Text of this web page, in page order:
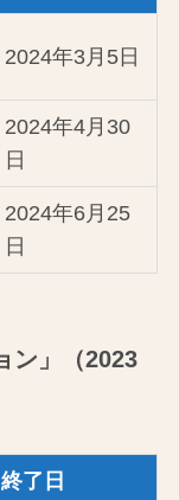
2024年3月5日
2024年4月30
日
2024年6月25
日
ン」（2023
終了日